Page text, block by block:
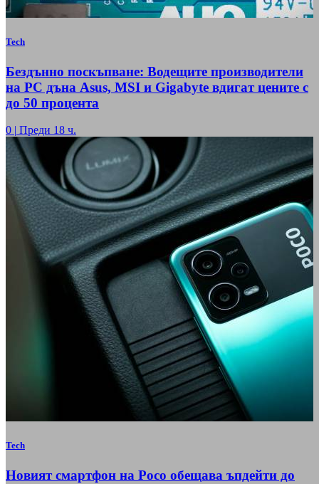
Tech
Бездънно поскъпване: Водещите производители
на РС дъна Asus, MSI и Gigabyte вдигат цените с
до 50 процента
0 | Преди 18 ч.
Tech
Новият смартфон на Poco обещава ъпдейти до